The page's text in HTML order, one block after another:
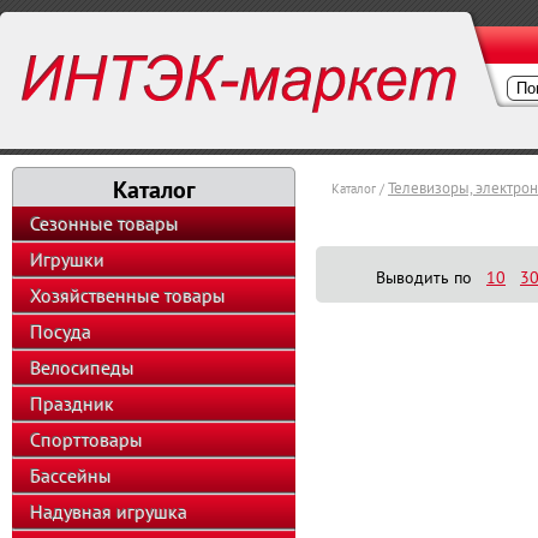
Каталог
Сезонные товары
Игрушки
Хозяйственные товары
Посуда
Велосипеды
Праздник
Спорттовары
Бассейны
Надувная игрушка
Каталог / Телевизоры,
Выводить по 10 30